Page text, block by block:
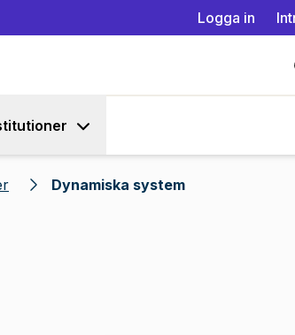
Logga in
(
Dynamiska system